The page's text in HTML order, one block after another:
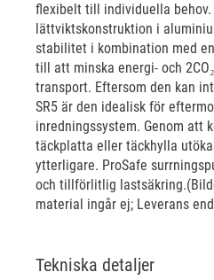
flexibelt till individuella behov.
lättviktskonstruktion i
stabilitet i kombination med
till att minska energi- och
transport. Eftersom den kan
SR5 är den idealisk för
inredningssystem. Genom att
täckplatta eller täckhylla
ytterligare. ProSafe
och tillförlitlig
material ingår ej; Leverans
Tekniska detaljer